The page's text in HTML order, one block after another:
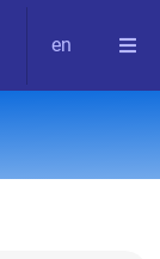
en